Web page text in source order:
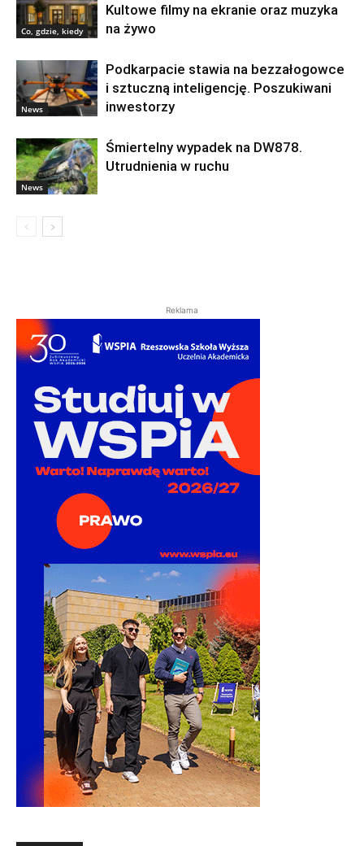
Co, gdzie, kiedy
Kultowe filmy na ekranie oraz muzyka
na żywo
News
Podkarpacie stawia na bezzałogowce
i sztuczną inteligencję. Poszukiwani
inwestorzy
News
Śmiertelny wypadek na DW878.
Utrudnienia w ruchu
Reklama